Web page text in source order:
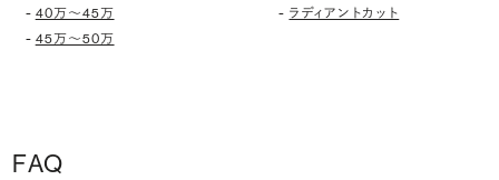
- 40万〜45万
- 45万〜50万
- ラディアントカット
FAQ